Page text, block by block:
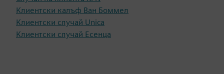
Клиентски калъф Ван Боммел
Клиентски случай Unica
Клиентски случай Есенца